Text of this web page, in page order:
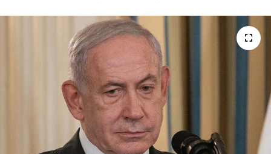
TV VE SİNEMA
BASKETBOL
SAĞLIK
KÜLTÜR SANAT